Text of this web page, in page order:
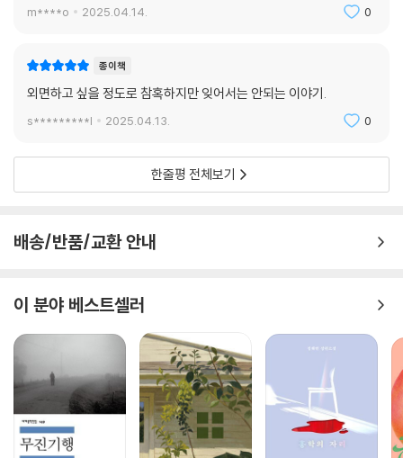
m****o 2025.04.14. 0
종이책
외면하고 싶을 정도로 참혹하지만 잊어서는 안되는 이야기.
s*********l 2025.04.13. 0
한줄평 전체보기
배송/반품/교환 안내
이 분야 베스트셀러